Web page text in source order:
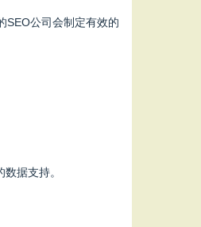
SEO公司会制定有效的
据支持。